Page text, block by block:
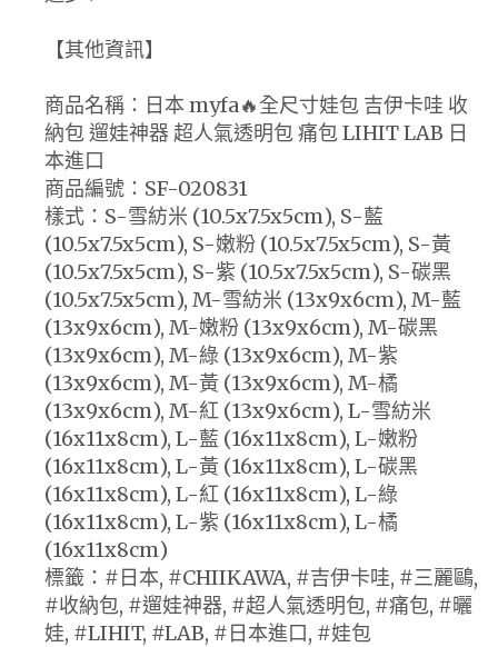
【其他資訊】
商品名稱：日本 myfa🔥全尺寸娃包 吉伊卡哇 收
納包 遛娃神器 超人氣透明包 痛包 LIHIT LAB 日
本進口
商品編號：SF-020831
樣式：S-雪紡米 (10.5x7.5x5cm), S-藍
(10.5x7.5x5cm), S-嫩粉 (10.5x7.5x5cm), S-黃
(10.5x7.5x5cm), S-紫 (10.5x7.5x5cm), S-碳黑
(10.5x7.5x5cm), M-雪紡米 (13x9x6cm), M-藍
(13x9x6cm), M-嫩粉 (13x9x6cm), M-碳黑
(13x9x6cm), M-綠 (13x9x6cm), M-紫
(13x9x6cm), M-黃 (13x9x6cm), M-橘
(13x9x6cm), M-紅 (13x9x6cm), L-雪紡米
(16x11x8cm), L-藍 (16x11x8cm), L-嫩粉
(16x11x8cm), L-黃 (16x11x8cm), L-碳黑
(16x11x8cm), L-紅 (16x11x8cm), L-綠
(16x11x8cm), L-紫 (16x11x8cm), L-橘
(16x11x8cm)
標籤：#日本, #CHIIKAWA, #吉伊卡哇, #三麗鷗,
#收納包, #遛娃神器, #超人氣透明包, #痛包, #曬
娃, #LIHIT, #LAB, #日本進口, #娃包